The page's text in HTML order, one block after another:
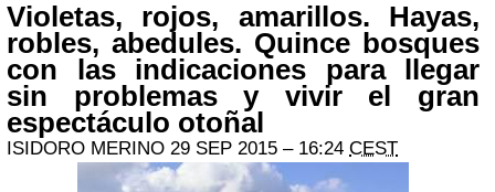
Violetas, rojos, amarillos. Hayas,
robles, abedules. Quince bosques
con las indicaciones para llegar
sin problemas y vivir el gran
espectáculo otoñal
ISIDORO MERINO 29 SEP 2015 – 16:24 CEST